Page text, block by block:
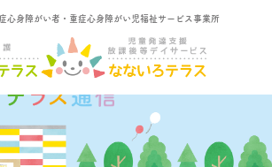
心身障がい者・重症心身障がい児福祉サービス事業所